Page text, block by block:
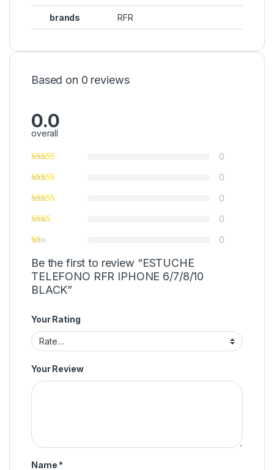
brands RFR
Based on 0 reviews
0.0
overall
0
0
0
0
0
Be the first to review “ESTUCHE
TELEFONO RFR IPHONE 6/7/8/10
BLACK”
Your Rating
Your Review
Name *